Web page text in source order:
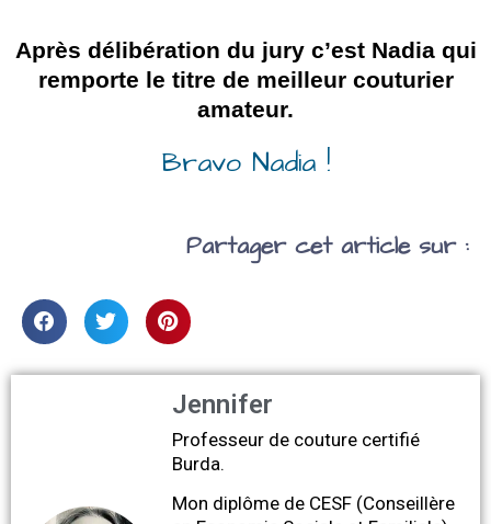
Après délibération du jury c’est Nadia qui
remporte le titre de meilleur couturier
amateur.
Bravo Nadia !
Partager cet article sur :
Jennifer
Professeur de couture certifié
Burda.
Mon diplôme de CESF (Conseillère